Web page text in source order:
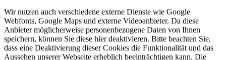
Wir nutzen auch verschiedene externe Dienste wie Google
Webfonts, Google Maps und externe Videoanbieter. Da diese
Anbieter möglicherweise personenbezogene Daten von Ihnen
speichern, können Sie diese hier deaktivieren. Bitte beachten Sie,
dass eine Deaktivierung dieser Cookies die Funktionalität und das
Aussehen unserer Webseite erheblich beeinträchtigen kann. Die